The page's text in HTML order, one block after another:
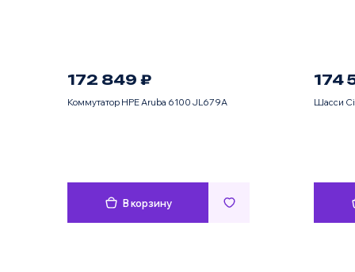
172 849 ₽
Коммутатор HPE Aruba 6100 JL679A
В корзину
174
Шасси